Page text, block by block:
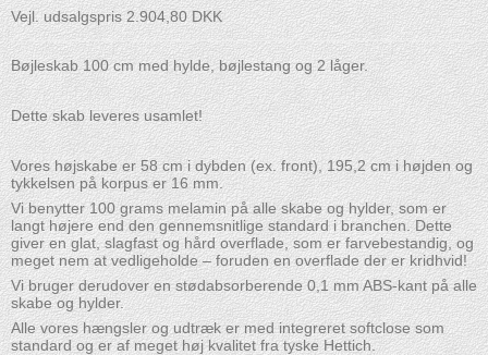
Vejl. udsalgspris 2.904,80 DKK
Bøjleskab 100 cm med hylde, bøjlestang og 2 låger.
Dette skab leveres usamlet!
Vores højskabe er 58 cm i dybden (ex. front), 195,2 cm i højden og
tykkelsen på korpus er 16 mm.
Vi benytter 100 grams melamin på alle skabe og hylder, som er
langt højere end den gennemsnitlige standard i branchen. Dette
giver en glat, slagfast og hård overflade, som er farvebestandig, og
meget nem at vedligeholde – foruden en overflade der er kridhvid!
Vi bruger derudover en stødabsorberende 0,1 mm ABS-kant på alle
skabe og hylder.
Alle vores hængsler og udtræk er med integreret softclose som
standard og er af meget høj kvalitet fra tyske Hettich.